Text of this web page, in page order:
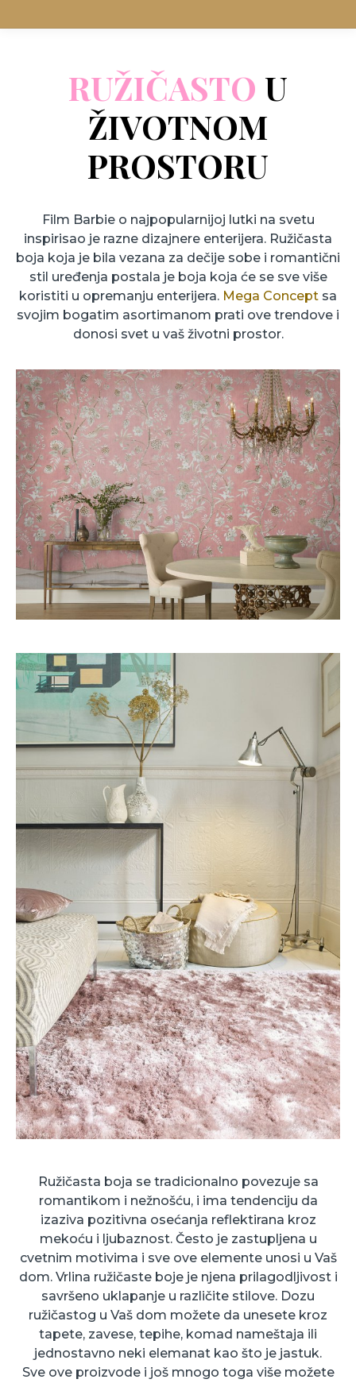
RUŽIČASTO U
ŽIVOTNOM
PROSTORU
Film Barbie o najpopularnijoj lutki na svetu
inspirisao je razne dizajnere enterijera. Ružičasta
boja koja je bila vezana za dečije sobe i romantični
stil uređenja postala je boja koja će se sve više
koristiti u opremanju enterijera. Mega Concept sa
svojim bogatim asortimanom prati ove trendove i
donosi svet u vaš životni prostor.
Ružičasta boja se tradicionalno povezuje sa
romantikom i nežnošću, i ima tendenciju da
izaziva pozitivna osećanja reflektirana kroz
mekoću i ljubaznost. Često je zastupljena u
cvetnim motivima i sve ove elemente unosi u Vaš
dom. Vrlina ružičaste boje je njena prilagodljivost i
savršeno uklapanje u različite stilove. Dozu
ružičastog u Vaš dom možete da unesete kroz
tapete, zavese, tepihe, komad nameštaja ili
jednostavno neki elemanat kao što je jastuk.
Sve ove proizvode i još mnogo toga više možete